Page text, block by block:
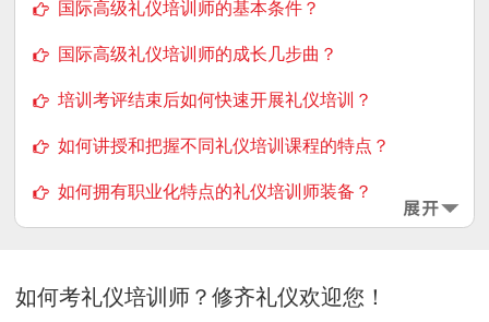
国际高级礼仪培训师的基本条件？
国际高级礼仪培训师的成长几步曲？
培训考评结束后如何快速开展礼仪培训？
如何讲授和把握不同礼仪培训课程的特点？
如何拥有职业化特点的礼仪培训师装备？
如何考礼仪培训师？修齐礼仪欢迎您！